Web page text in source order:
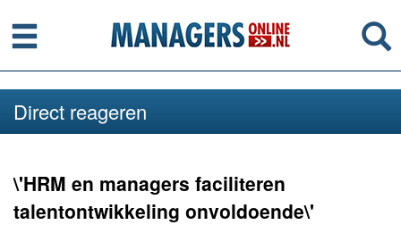
Menu
Direct reageren
\'HRM en managers faciliteren
talentontwikkeling onvoldoende\'